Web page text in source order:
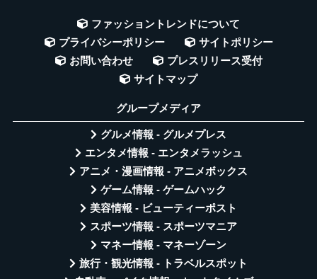
ファッショントレンドについて
プライバシーポリシー
サイトポリシー
お問い合わせ
プレスリリース受付
サイトマップ
グループメディア
グルメ情報 - グルメプレス
エンタメ情報 - エンタメラッシュ
アニメ・漫画情報 - アニメボックス
ゲーム情報 - ゲームハック
美容情報 - ビューティーポスト
スポーツ情報 - スポーツマニア
マネー情報 - マネーゾーン
旅行・観光情報 - トラベルスポット